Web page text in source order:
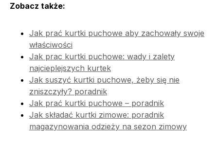
Zobacz także:
Jak prać kurtki puchowe aby zachowały swoje
właściwości
Jak prac kurtki puchowe: wady i zalety
najcieplejszych kurtek
Jak suszyć kurtki puchowe, żeby się nie
zniszczyły? poradnik
Jak prać kurtki puchowe – poradnik
Jak składać kurtki zimowe: poradnik
magazynowania odzieży na sezon zimowy